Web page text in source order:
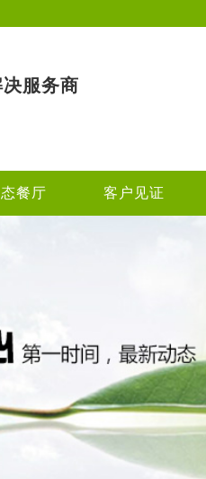
服务商
餐厅 客户见证